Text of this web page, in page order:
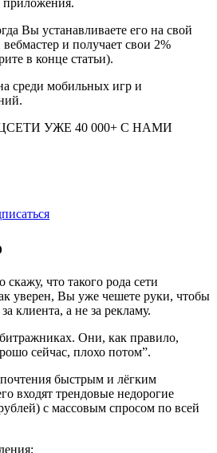
приложения.
Вы устанавливаете его на свой
и получает свои 2%
в конце статьи).
среди мобильных игр и
УЖЕ 40 000+ С НАМИ
что такого рода сети
уверен, Вы уже чешете руки, чтобы
клиента, а не за рекламу.
Они, как правило,
сейчас, плохо потом”.
быстрым и лёгким
входят трендовые недорогие
с массовым спросом по всей